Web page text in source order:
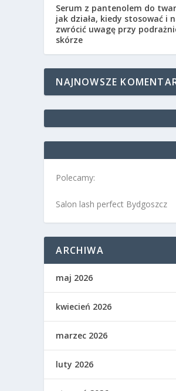
Serum z pantenolem do
jak działa, kiedy stosować i
zwrócić uwagę przy
skórze
NAJNOWSZE
Polecamy:
Salon lash perfect Bydgoszcz
ARCHIWA
maj 2026
kwiecień 2026
marzec 2026
luty 2026